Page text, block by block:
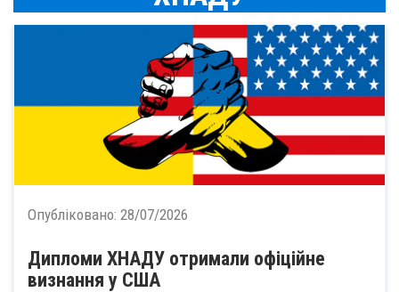
Опубліковано: 28/07/2026
Дипломи ХНАДУ отримали офіційне
визнання у США